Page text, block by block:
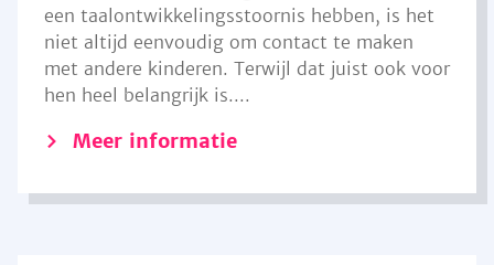
een taalontwikkelingsstoornis hebben, is het
niet altijd eenvoudig om contact te maken
met andere kinderen. Terwijl dat juist ook voor
hen heel belangrijk is....
Meer informatie